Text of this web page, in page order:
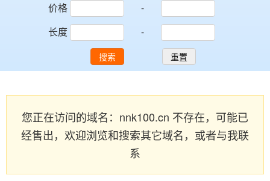
价格
-
长度
-
搜索 重置
您正在访问的域名：nnk100.cn 不存在，可能已
经售出，欢迎浏览和搜索其它域名，或者与我联
系